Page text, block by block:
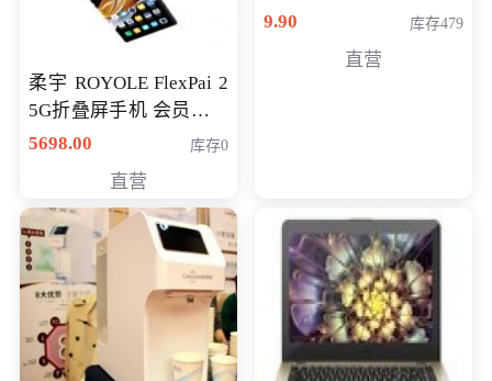
柔宇 ROYOLE FlexPai 2
5G折叠屏手机 会员专享
购买价格 4998元
5698.00 库存0
直营
9.90 库存479
直营